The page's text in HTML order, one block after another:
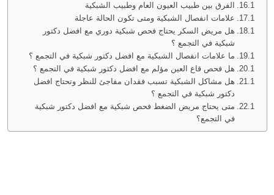
الفرق بين طبيب العيون العام وطبيب الشبكية
علامات انفصال الشبكية ومتى تكون الحالة عاجلة
هل مريض السكر يحتاج فحص شبكية دوري مع افضل دكتور
شبكية في التجمع ؟
ما علامات انفصال الشبكية مع افضل دكتور شبكية في التجمع ؟
هل فحص قاع العين مؤلم مع افضل دكتور شبكية في التجمع ؟
هل مشاكل الشبكية تسبب فقدان مفاجئ للنظر وتحتاج افضل
دكتور شبكية في التجمع ؟
متى يحتاج مريض الضغط فحص شبكية مع افضل دكتور شبكية
في التجمع؟